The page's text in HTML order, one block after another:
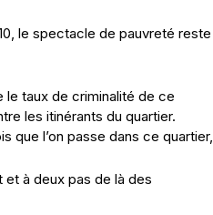
le spectacle de pauvreté reste
le taux de criminalité de ce
les itinérants du quartier.
que l’on passe dans ce quartier,
à deux pas de là des